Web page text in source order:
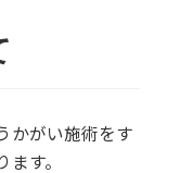
かがい施術をす
す。